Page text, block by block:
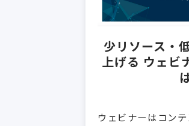
少リソース・
上げる ウェビ
ウェビナーはコン